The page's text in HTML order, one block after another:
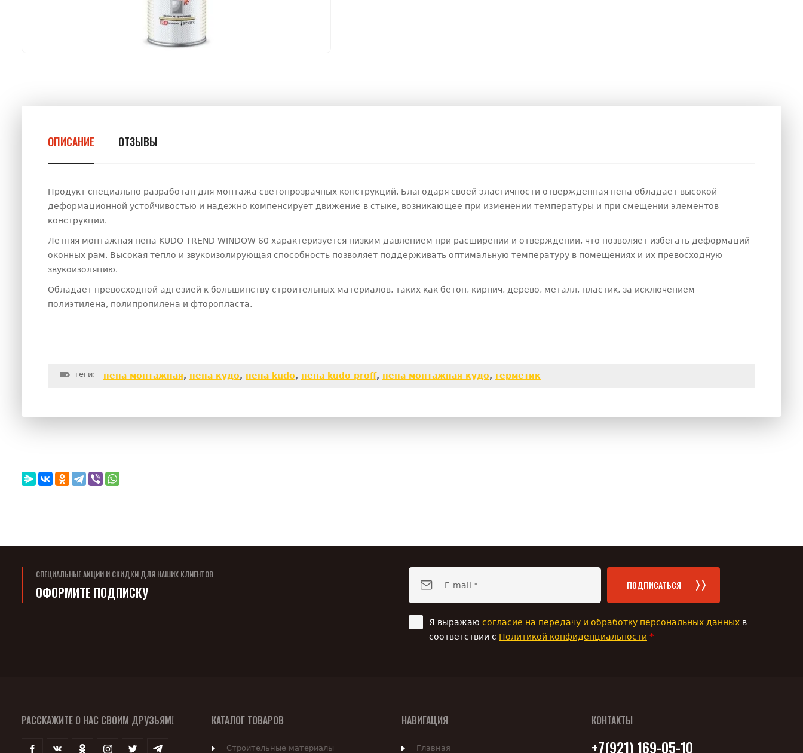
ОПИСАНИЕ ОТЗЫВЫ
Продукт специально разработан для монтажа светопрозрачных конструкций. Благодаря своей эластичности отвержденная пена обладает высокой
деформационной устойчивостью и надежно компенсирует движение в стыке, возникающее при изменении температуры и при смещении элементов
конструкции.
Летняя монтажная пена KUDO TREND WINDOW 60 характеризуется низким давлением при расширении и отверждении, что позволяет избегать деформаций
оконных рам. Высокая тепло и звукоизолирующая способность позволяет поддерживать оптимальную температуру в помещениях и их превосходную
звукоизоляцию.
Обладает превосходной адгезией к большинству строительных материалов, таких как бетон, кирпич, дерево, металл, пластик, за исключением
полиэтилена, полипропилена и фторопласта.
теги: пена монтажная, пена кудо, пена kudo, пена kudo proff, пена монтажная кудо, герметик
СПЕЦИАЛЬНЫЕ АКЦИИ И СКИДКИ ДЛЯ НАШИХ КЛИЕНТОВ
ОФОРМИТЕ ПОДПИСКУ
Я выражаю согласие на передачу и обработку персональных данных в
соответствии с Политикой конфиденциальности *
ПОДПИСАТЬСЯ
РАССКАЖИТЕ О НАС СВОИМ ДРУЗЬЯМ! КАТАЛОГ ТОВАРОВ
Строительные материалы
НАВИГАЦИЯ
Главная
КОНТАКТЫ
+7(921) 169-05-10